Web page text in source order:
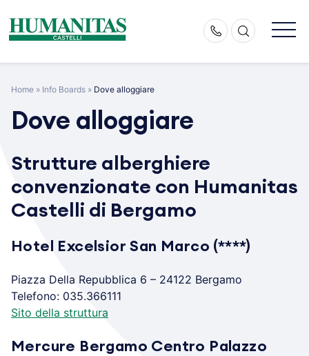
content
Home » Info Boards » Dove alloggiare
Dove alloggiare
Strutture alberghiere
convenzionate con Humanitas
Castelli di Bergamo
Hotel Excelsior San Marco (****)
Piazza Della Repubblica 6 – 24122 Bergamo
Telefono: 035.366111
Sito della struttura
Mercure Bergamo Centro Palazzo